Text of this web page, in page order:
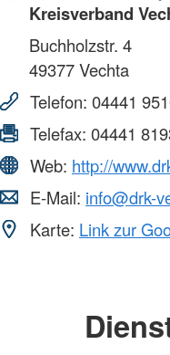
Kreisverband
Buchholzstr. 4
49377Vechta
Telefon: 04441
Telefax: 04441
Web: http://
E-Mail: info@drk-
Karte: Link zur